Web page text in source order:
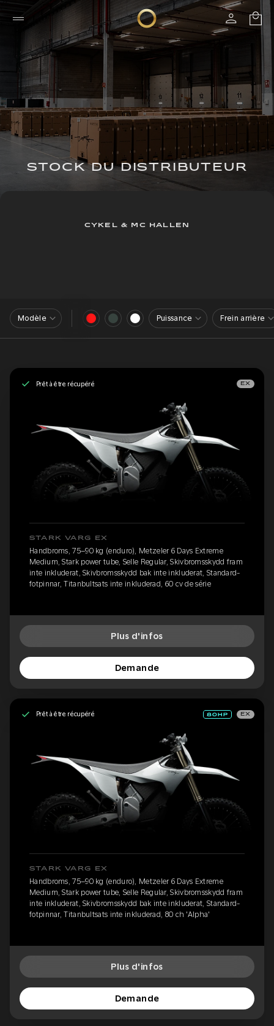
STOCK DU DISTRIBUTEUR
CYKEL & MC HALLEN
Modèle Puissance Frein arrière
Prêt à être récupéré EX
STARK VARG EX
Handbroms, 75–90 kg (enduro), Metzeler 6 Days Extreme
Medium, Stark power tube, Selle Regular, Skivbromsskydd fram
inte inkluderat, Skivbromsskydd bak inte inkluderat, Standard-
fotpinnar, Titanbultsats inte inkluderad, 60 cv de série
Plus d'infos
Demande
Prêt à être récupéré EX
STARK VARG EX
Handbroms, 75–90 kg (enduro), Metzeler 6 Days Extreme
Medium, Stark power tube, Selle Regular, Skivbromsskydd fram
inte inkluderat, Skivbromsskydd bak inte inkluderat, Standard-
fotpinnar, Titanbultsats inte inkluderad, 80 ch 'Alpha'
Plus d'infos
Demande